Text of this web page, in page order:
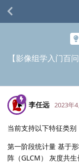
【影像组学入门百
李任远 2023年
当前支持以下特征类别
第一阶段统计量 基于
阵（GLCM） 灰度共